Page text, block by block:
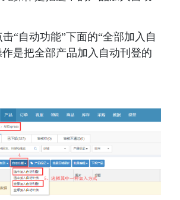
“自动功能”下面的“全部加入自
是把全部产品加入自动刊登的